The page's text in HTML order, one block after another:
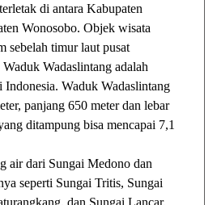
di antara Kabupaten
Wonosobo. Objek wisata
sebelah timur laut pusat
Wadaslintang adalah
Waduk Wadaslintang
panjang 650 meter dan lebar
ditampung bisa mencapai 7,1
air dari Sungai Medono dan
seperti Sungai Tritis, Sungai
dan Sungai Lancar.